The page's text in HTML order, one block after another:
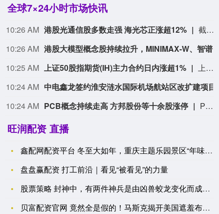
全球7×24小时市场快讯
10:26 AM 港股光通信股多数走强 海光芯正涨超12%
截至发稿，海光芯正(01191.HK)涨12.27%，剑桥科技(6166.HK)涨7.29%，中际旭创(03308.HK)涨5.82%。
10:26 AM
港股大模型概念股持续拉升，
10:25 AM 上证50股指期货(IH)主力合约日内涨超1%
上证50股指期货(IH)主力合约日内涨超1%，现报2920.4点。
10:24 AM
10:24 AM PCB概念持续走高 方邦股份等十余股涨停 PCB概念盘中持续扩大涨幅，方邦股份20cm涨停，此前一博科技、华正新材宝鼎科技、红板科技等多股涨停，生益科技、方正科技逼近涨停，铜冠铜箔、威尔高、逸豪新材均涨超10%。
旺润配资 直播
鑫配网配资平台 冬至大如年，重庆主题乐园景区“年味”渐浓
盘盘赢配资 打工前沿｜看见“被看见”的力量
股票策略 封神中，有两件神兵是由凶兽蛟龙变化而成，都是啥？哪
贝富配资官网 竟然全是假的！马斯克揭开美国遮羞布，外媒：真相